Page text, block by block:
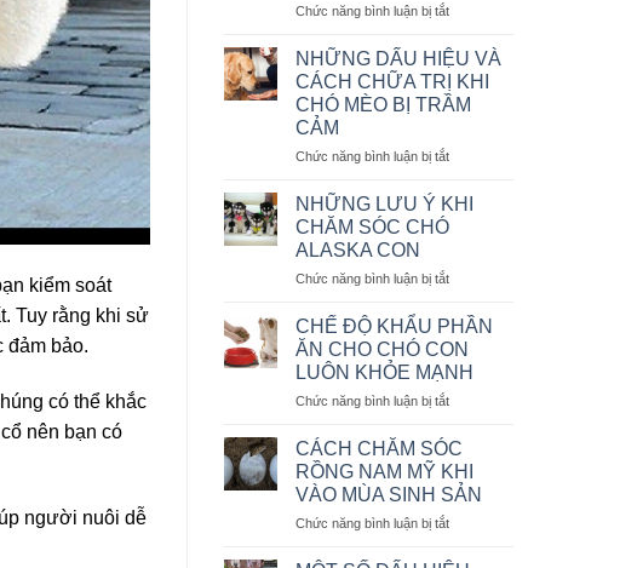
kiểm soát
Tuy rằng khi sử
đảm bảo.
có thể khắc
nên bạn có
người nuôi dễ
NGỒI
THEO
MỆNH
LỆNH
Chức năng bình luận bị tắtở
NHÂN
VÀ
CÁCH
CHỮA
CHÓ
SỎI
NHỮNG DẤU HIỆU VÀ
CÁCH CHỮA TRỊ KHI
CHÓ MÈO BỊ TRẦM
CẢM
Chức năng bình luận bị tắtở
DẤU
CHỮA
KHI
CHÓ
BỊ
TRẦM
NHỮNG LƯU Ý KHI
CHĂM SÓC CHÓ
ALASKA CON
Chức năng bình luận bị tắtở
LƯU
Ý
KHI
CHĂM
SÓC
ALASKA
CON
CHẾ ĐỘ KHẨU PHẦN
ĂN CHO CHÓ CON
LUÔN KHỎE MẠNH
Chức năng bình luận bị tắtở
ĐỘ
KHẨU
PHẦN
ĂN
CHO
CON
CÁCH CHĂM SÓC
RỒNG NAM MỸ KHI
VÀO MÙA SINH SẢN
Chức năng bình luận bị tắtở
CHĂM